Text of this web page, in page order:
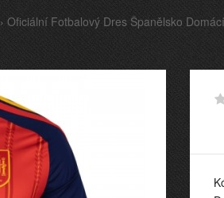
Oficiální Fotbalový Dres Španělsko